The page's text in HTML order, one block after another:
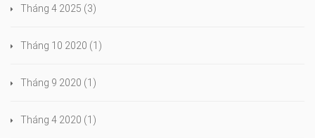
Tháng 4 2025 (3)
Tháng 10 2020 (1)
Tháng 9 2020 (1)
Tháng 4 2020 (1)